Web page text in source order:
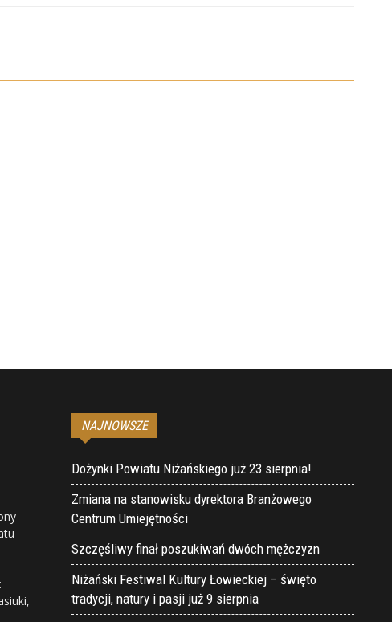
NAJNOWSZE
Dożynki Powiatu Niżańskiego już 23 sierpnia!
Zmiana na stanowisku dyrektora Branżowego
Centrum Umiejętności
Szczęśliwy finał poszukiwań dwóch mężczyzn
Niżański Festiwal Kultury Łowieckiej – święto
tradycji, natury i pasji już 9 sierpnia